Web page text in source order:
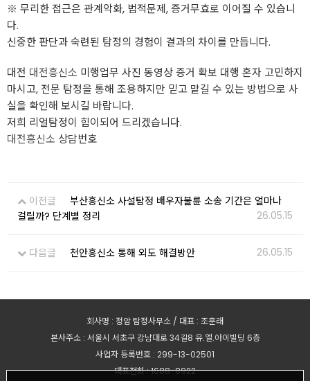
※ 무리한 접근은 관계악화, 법적문제, 증거무효로 이어질 수 있습니
다.
신중한 판단과 숙련된 탐정의 경험이 결과의 차이를 만듭니다.
대전 대전흥신소 미행업무 사진 동영상 증거 확보 대행 혼자 고민하지
마시고, 전문 탐정을 통해 조용하지만 믿고 맡길 수 있는 방법으로 사
실을 확인해 보시길 바랍니다.
저희 리얼탐정이 힘이되어 드리겠습니다.
대전흥신소 상담번호
이전글
부산흥신소 사설탐정 배우자불륜 소송 기간은 얼마나
걸릴까? 단계별 정리
26.05.15
다음글 천안흥신소 통해 외도 해결방안 26.05.15
회사명 : 정암 탐정사무소 / 대표 : 조훈래
본사주소 : 서울시 서초구 강남대로 34길8 유.엘.아이빌딩 6층
사업자 등록번호 : 299-13-02501
대표전화 : 1688-8922